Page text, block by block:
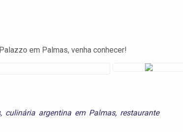
em Palmas, venha conhecer!
, culinária argentina em Palmas, restaurante